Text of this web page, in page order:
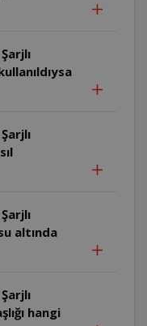
altında
hangi